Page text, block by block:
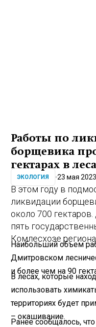
Работы по
борщевика
гектарах в
ЭКОЛОГИЯ 23 мая
В этом году в
ликвидации
около 700
пять
Комлесхозе
Наибольший объем
Дмитровском
и более чем на 90
В лесах, которые
использовать
территориях будет
– окашивание.
Ранее сообщалось,